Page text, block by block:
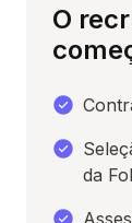
O
da